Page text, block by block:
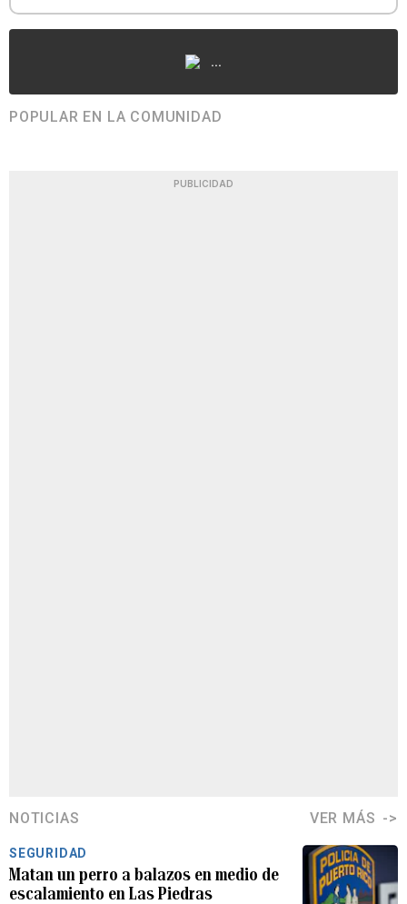
...
POPULAR EN LA COMUNIDAD
PUBLICIDAD
NOTICIAS VER MÁS
SEGURIDAD
Matan un perro a balazos en medio de
escalamiento en Las Piedras